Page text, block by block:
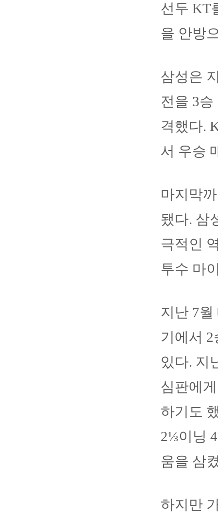
선두 KT
을 안방
삼성은
전을 3
격했다.
서 우승
마지막
됐다. 삼
극적인
투수 마
지난 7
기에서
있다. 지
심판에
하기도
2⅓이닝
움을 삼
하지만